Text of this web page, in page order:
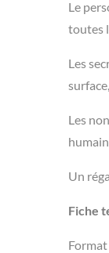
Le
toutes
Les
Les
Un
Fiche